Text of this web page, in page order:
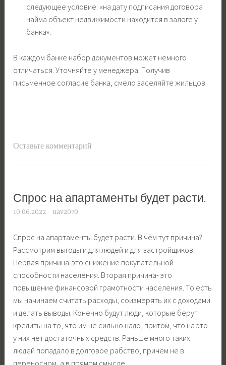
следующее условие: «на дату подписания договора
найма объект недвижимости находится в залоге у
банка».
В каждом банке набор документов может немного
отличаться. Уточняйте у менеджера. Получив
письменное согласие банка, смело заселяйте жильцов.
Оставьте комментарий
Спрос на апартаменты будет расти.
10.06.2022 uav2070
Спрос на апартаменты будет расти. В чём тут причина?
Рассмотрим выгоды и для людей и для застройщиков.
Первая причина-это снижение покупательной
способности населения. Вторая причина- это
повышение финансовой грамотности населения. То есть
мы начинаем считать расходы, соизмерять их с доходами
и делать выводы. Конечно будут люди, которые берут
кредиты на то, что им не сильно надо, притом, что на это
у них нет достаточных средств. Раньше много таких
людей попадало в долговое рабство, причём не в